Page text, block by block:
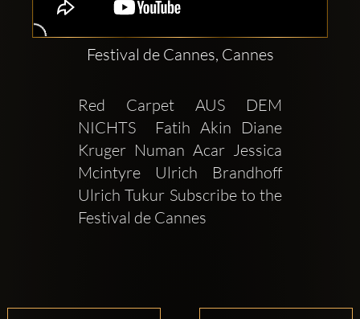
Festival de Cannes, Cannes
Red Carpet AUS DEM
NICHTS  Fatih Akin Diane
Kruger Numan Acar Jessica
Mcintyre Ulrich Brandhoff
Ulrich Tukur Subscribe to the
Festival de Cannes